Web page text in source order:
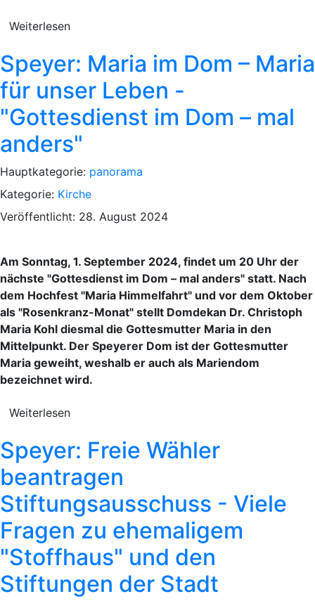
Weiterlesen
Speyer: Maria im Dom – Maria
für unser Leben -
"Gottesdienst im Dom – mal
anders"
Hauptkategorie: panorama
Kategorie: Kirche
Veröffentlicht: 28. August 2024
Am Sonntag, 1. September 2024, findet um 20 Uhr der
nächste "Gottesdienst im Dom – mal anders" statt. Nach
dem Hochfest "Maria Himmelfahrt" und vor dem Oktober
als "Rosenkranz-Monat" stellt Domdekan Dr. Christoph
Maria Kohl diesmal die Gottesmutter Maria in den
Mittelpunkt. Der Speyerer Dom ist der Gottesmutter
Maria geweiht, weshalb er auch als Mariendom
bezeichnet wird.
Weiterlesen
Speyer: Freie Wähler
beantragen
Stiftungsausschuss - Viele
Fragen zu ehemaligem
"Stoffhaus" und den
Stiftungen der Stadt